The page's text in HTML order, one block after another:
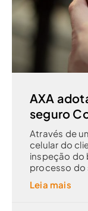
AXA
seguro
Através de
celular do
inspeção do
processo do
Leia mais